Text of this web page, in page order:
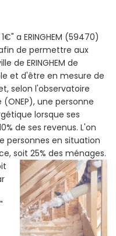
a ERINGHEM (59470)
de permettre aux
de ERINGHEM de
et d'être en mesure de
selon l'observatoire
une personne
lorsque ses
de ses revenus. L'on
personnes en situation
soit 25% des ménages.